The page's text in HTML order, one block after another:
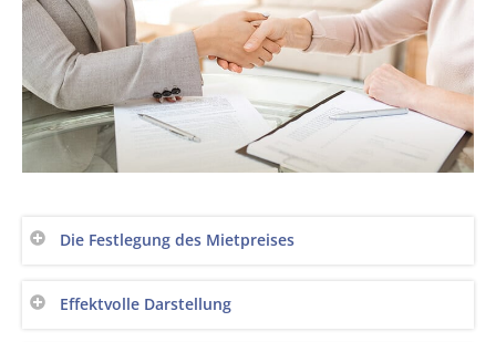
Die Festlegung des Mietpreises
Effektvolle Darstellung